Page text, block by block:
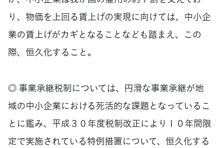
り、物価を上回る賃上げの実現に向けては、中小企
業の賃上げがカギとなることなども踏まえ、この
際、恒久化すること。
◎ 事業承継税制については、円滑な事業承継が地
域の中小企業における死活的な課題となっているこ
とに鑑み、平成３０年度税制改正により１０年間限
定で実施されている特例措置について、恒久化する